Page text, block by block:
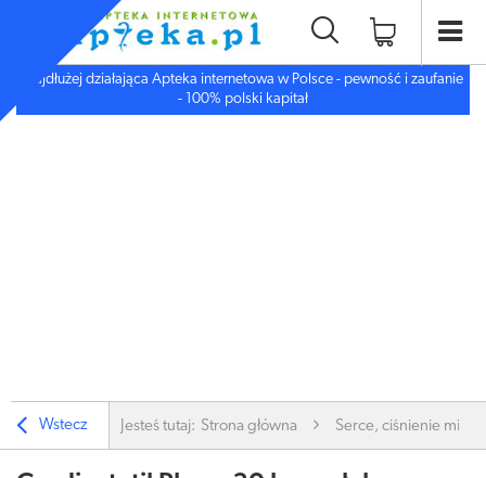
Najdłużej działająca Apteka internetowa w Polsce - pewność i zaufanie
- 100% polski kapitał
Wstecz Jesteś tutaj: Strona główna Serce, ciśnienie